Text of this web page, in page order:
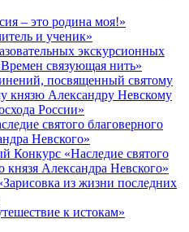
– это родина моя!»
и ученик»
экскурсионных
связующая нить»
посвященный святому
князю Александру Невскому
России»
святого благоверного
Невского»
Конкурс «Наследие святого
князя Александра Невского»
из жизни последних
к истокам»